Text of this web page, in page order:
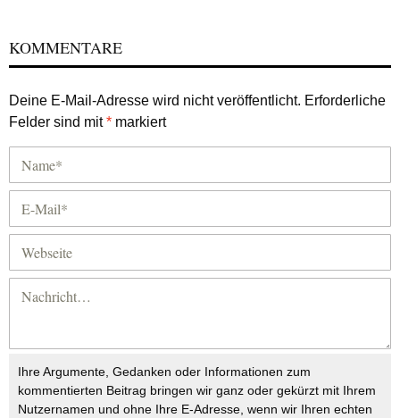
KOMMENTARE
Deine E-Mail-Adresse wird nicht veröffentlicht. Erforderliche
Felder sind mit* markiert
Ihre Argumente, Gedanken oder Informationen zum
kommentierten Beitrag bringen wir ganz oder gekürzt mit Ihrem
Nutzernamen und ohne Ihre E-Adresse, wenn wir Ihren echten